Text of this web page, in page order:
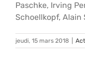
Paschke, Irving
Schoellkopf, Alain
jeudi, 15 mars 2018